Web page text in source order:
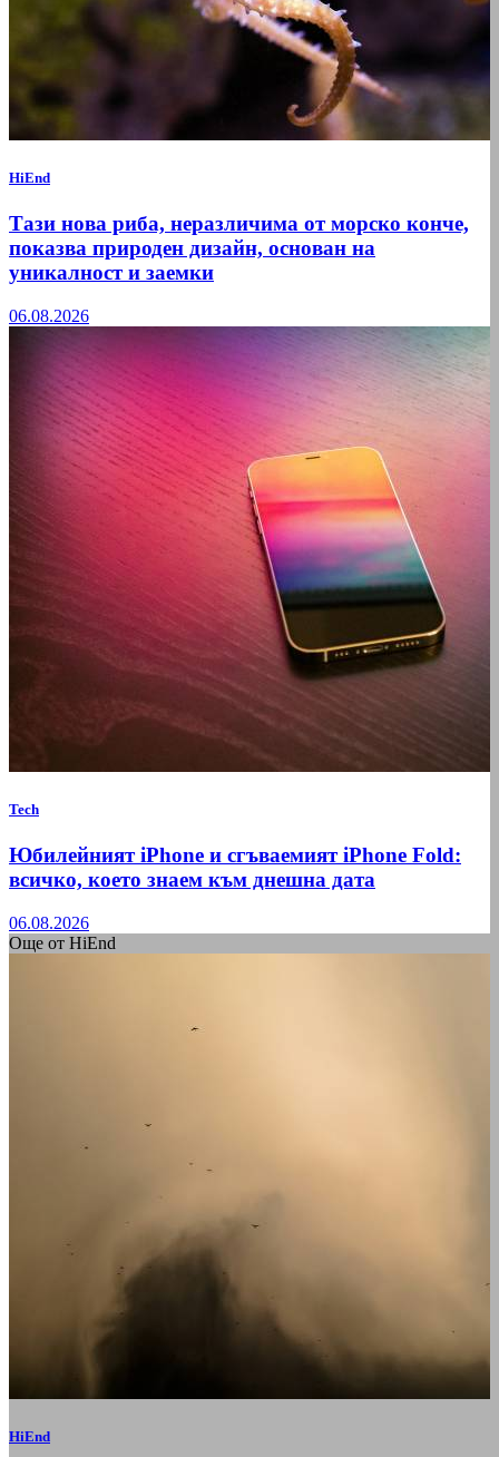
HiEnd
Тази нова риба, неразличима от морско конче,
показва природен дизайн, основан на
уникалност и заемки
06.08.2026
Tech
Юбилейният iPhone и сгъваемият iPhone Fold:
всичко, което знаем към днешна дата
06.08.2026
Още от HiEnd
HiEnd